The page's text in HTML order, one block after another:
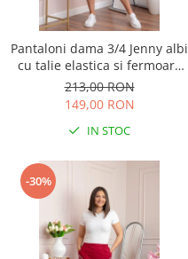
Pantaloni dama 3/4 Jenny albi
cu talie elastica si fermoare
decorative
213,00 RON
149,00 RON
IN STOC
-30%